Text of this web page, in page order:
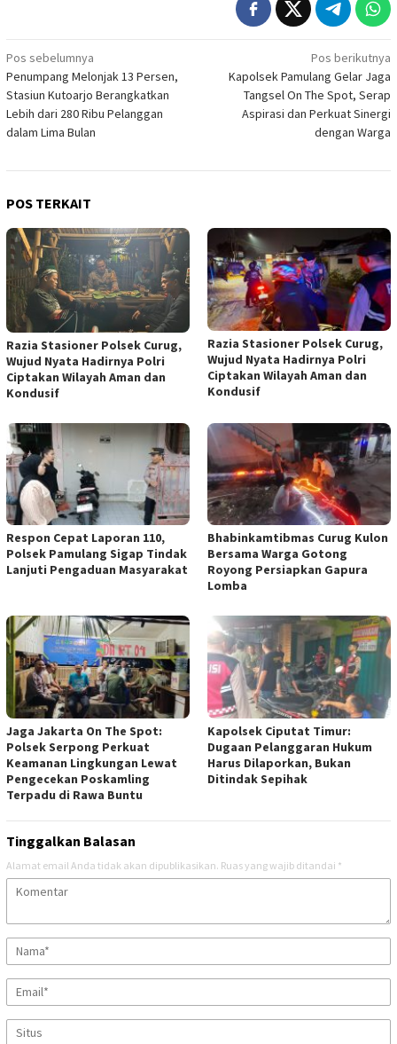
Navigasi
pos
Pos sebelumnya
Penumpang Melonjak 13 Persen,
Stasiun Kutoarjo Berangkatkan
Lebih dari 280 Ribu Pelanggan
dalam Lima Bulan
Pos berikutnya
Kapolsek Pamulang Gelar Jaga
Tangsel On The Spot, Serap
Aspirasi dan Perkuat Sinergi
dengan Warga
POS TERKAIT
Razia Stasioner Polsek Curug,
Wujud Nyata Hadirnya Polri
Ciptakan Wilayah Aman dan
Kondusif
Razia Stasioner Polsek Curug,
Wujud Nyata Hadirnya Polri
Ciptakan Wilayah Aman dan
Kondusif
Respon Cepat Laporan 110,
Polsek Pamulang Sigap Tindak
Lanjuti Pengaduan Masyarakat
Bhabinkamtibmas Curug Kulon
Bersama Warga Gotong
Royong Persiapkan Gapura
Lomba
Jaga Jakarta On The Spot:
Polsek Serpong Perkuat
Keamanan Lingkungan Lewat
Pengecekan Poskamling
Terpadu di Rawa Buntu
Kapolsek Ciputat Timur:
Dugaan Pelanggaran Hukum
Harus Dilaporkan, Bukan
Ditindak Sepihak
Tinggalkan Balasan
Alamat email Anda tidak akan dipublikasikan. Ruas yang wajib ditandai *